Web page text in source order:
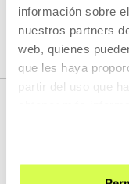
información sobre
nuestros partners
web, quienes
que les haya
partir del uso que
SEE ALL CONTENT
NEXT